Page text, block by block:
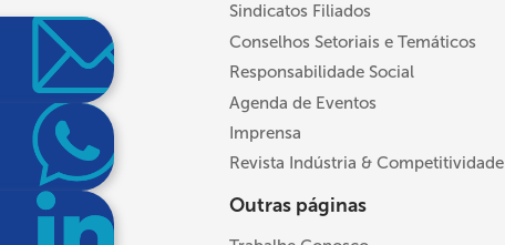
Sindicatos Filiados
Conselhos Setoriais e Temáticos
Responsabilidade Social
Agenda de Eventos
Imprensa
Revista Indústria & Competitividade
Outras páginas